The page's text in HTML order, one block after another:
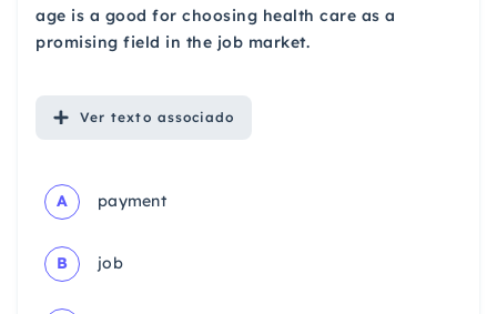
age is a good for choosing health care as a
promising field in the job market.
Ver texto associado
A payment
B job